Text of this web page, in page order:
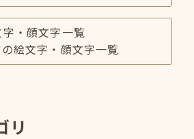
・顔文字一覧
絵文字・顔文字一覧
リ